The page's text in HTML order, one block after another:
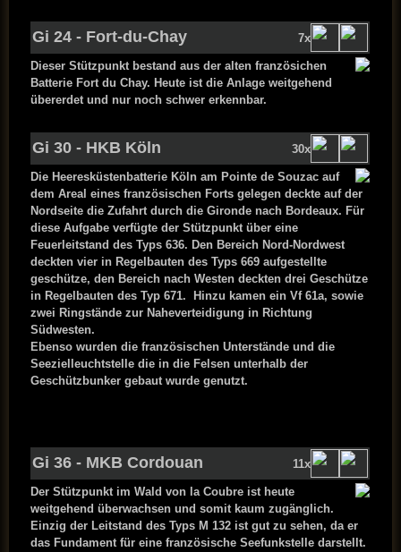
Gi 24 - Fort-du-Chay 7x
Dieser Stützpunkt bestand aus der alten französichen
Batterie Fort du Chay. Heute ist die Anlage weitgehend
übererdet und nur noch schwer erkennbar.
Gi 30 - HKB Köln 30x
Die Heeresküstenbatterie Köln am Pointe de Souzac auf
dem Areal eines französischen Forts gelegen deckte auf der
Nordseite die Zufahrt durch die Gironde nach Bordeaux. Für
diese Aufgabe verfügte der Stützpunkt über eine
Feuerleitstand des Typs 636. Den Bereich Nord-Nordwest
deckten vier in Regelbauten des Typs 669 aufgestellte
geschütze, den Bereich nach Westen deckten drei Geschütze
in Regelbauten des Typ 671. Hinzu kamen ein Vf 61a, sowie
zwei Ringstände zur Naheverteidigung in Richtung
Südwesten.
Ebenso wurden die französischen Unterstände und die
Seezielleuchtstelle die in die Felsen unterhalb der
Geschützbunker gebaut wurde genutzt.
Gi 36 - MKB Cordouan 11x
Der Stützpunkt im Wald von la Coubre ist heute
weitgehend überwachsen und somit kaum zugänglich.
Einzig der Leitstand des Typs M 132 ist gut zu sehen, da er
das Fundament für eine französische Seefunkstelle darstellt.